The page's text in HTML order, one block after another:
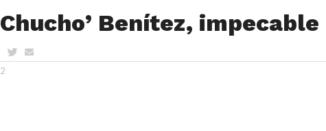
Benítez, impecable